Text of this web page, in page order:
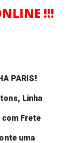
!!!
PARIS!
Linha
com Frete
uma